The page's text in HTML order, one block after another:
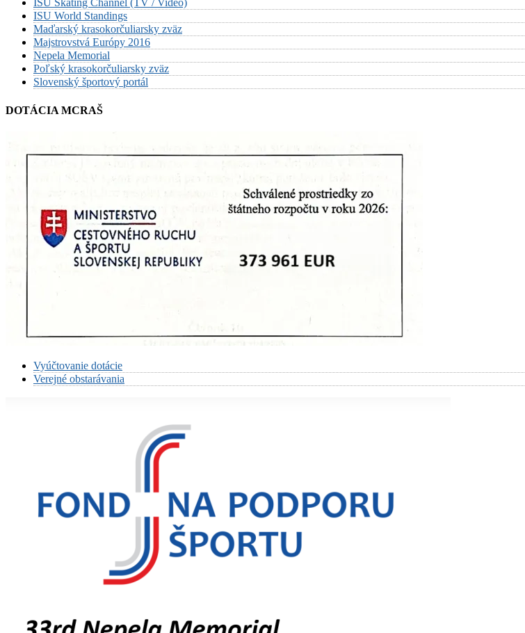
ISU Skating Channel (TV / Video)
ISU World Standings
Maďarský krasokorčuliarsky zväz
Majstrovstvá Európy 2016
Nepela Memorial
Poľský krasokorčuliarsky zväz
Slovenský športový portál
DOTÁCIA MCRAŠ
Vyúčtovanie dotácie
Verejné obstarávania